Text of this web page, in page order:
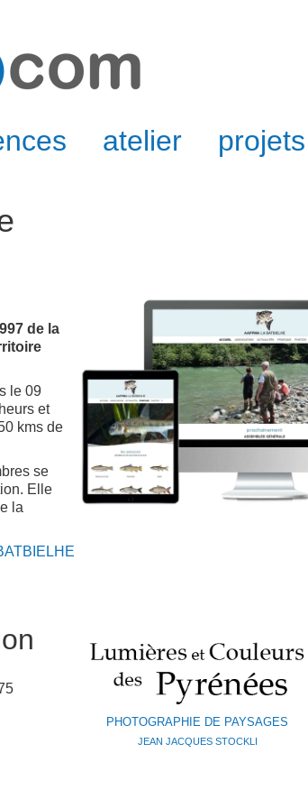
atelier projets
de la
le 09
et
kms de
se
Elle
la
PHOTOGRAPHIE DE PAYSAGES
JEAN JACQUES STOCKLI